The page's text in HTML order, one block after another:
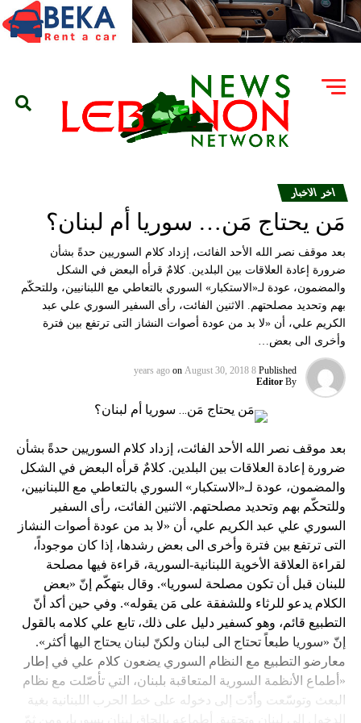
اخر الاخبار
مَن يحتاج مَن… سوريا أم لبنان؟
بعد موقف نصر الله الأحد الفائت، إزداد كلام السوريين حدةً بشأن
ضرورة إعادة العلاقات بين البلدين. كلامٌ قرأه البعض في الشكل
والمضمون، عودة لـ«الاستكبار» السوري بالتعاطي مع اللبنانيين، وللتحكّم
بهم وتحديد مصلحتهم. الاثنين الفائت، رأى السفير السوري علي عبد
الكريم علي، أن «لا بد من عودة أصوات النشاز التى ترتفع بين فترة
وأخرى الى بعض…
Published
8 years ago
on August 30, 2018
By
Editor
بعد موقف نصر الله الأحد الفائت، إزداد كلام السوريين حدةً بشأن
ضرورة إعادة العلاقات بين البلدين. كلامٌ قرأه البعض في الشكل
والمضمون، عودة لـ«الاستكبار» السوري بالتعاطي مع اللبنانيين،
وللتحكّم بهم وتحديد مصلحتهم. الاثنين الفائت، رأى السفير
السوري علي عبد الكريم علي، أن «لا بد من عودة أصوات النشاز
التى ترتفع بين فترة وأخرى الى بعض رشدها، إذا كان موجوداً،
لقراءة العلاقة الأخوية اللبنانية-السورية، قراءة فيها مصلحة
للبنان قبل أن تكون مصلحة لسوريا». وقال بتهكّم إنّ «بعض
الكلام يدعو للرثاء وللشفقة على مَن يقوله». وفي حين أكد أنّ
التطبيع قائم، وهو كسفير دليل على ذلك، تابع علي كلامه بالقول
إنّ «سوريا طبعاً تحتاج الى لبنان ولكنّ لبنان يحتاج اليها أكثر».
معارضو التطبيع مع النظام السوري يضعون كلام علي في إطار
«أطماع الأنظمة السورية المتعاقبة بلبنان، التي تأصّلت مع نظام
البعث وتوسّعت وأدّت إلى دخوله على خط الحرب اللبنانية بغية